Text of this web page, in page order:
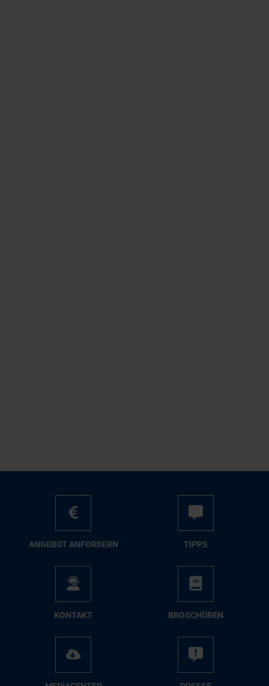
AN­GE­BOT AN­FOR­DERN TIPPS
KON­TAKT BRO­SCHÜ­REN